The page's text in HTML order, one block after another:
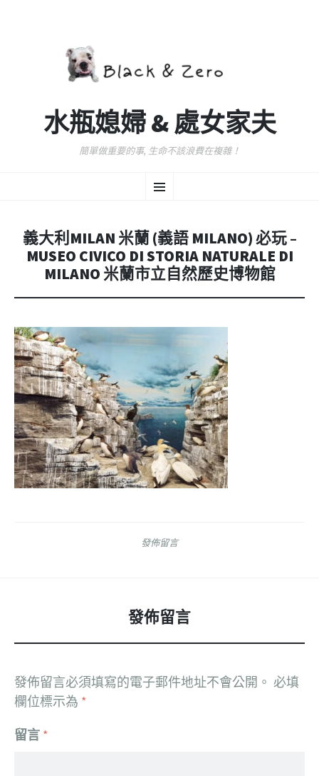
水瓶媳婦 & 處女家夫
簡單做重要的事, 生命不該浪費在複雜！
選
至
容
義大利MILAN 米蘭 (義語 MILANO) 必玩 –
MUSEO CIVICO DI STORIA NATURALE DI
MILANO 米蘭市立自然歷史博物館
發佈留言
發佈留言
發佈留言必須填寫的電子郵件地址不會公開。 必填
欄位標示為 *
留言 *